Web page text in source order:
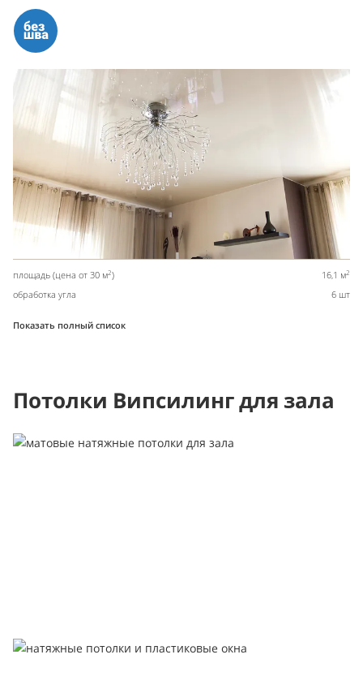
площадь (цена от 30 м2) 16,1 м2
обработка угла 6 шт
Показать полный список
Потолки Випсилинг для зала